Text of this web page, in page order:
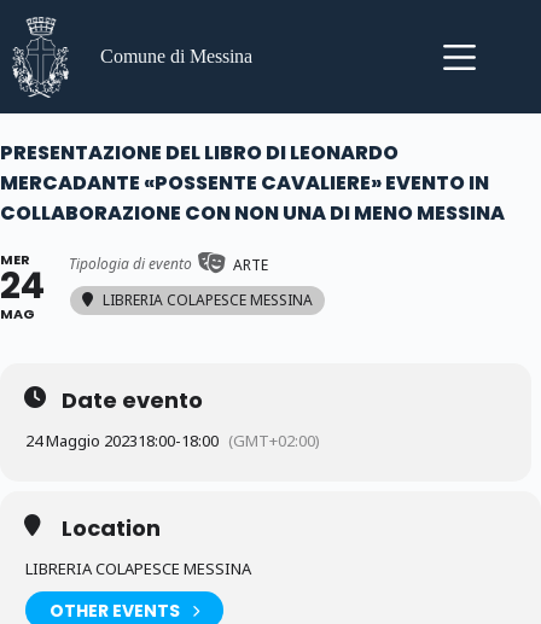
contenuto
Comune di Messina
PRESENTAZIONE DEL LIBRO DI LEONARDO
MERCADANTE «POSSENTE CAVALIERE» EVENTO IN
COLLABORAZIONE CON NON UNA DI MENO MESSINA
MER
24
MAG
Tipologia di evento
ARTE
LIBRERIA COLAPESCE MESSINA
Date evento
24 Maggio 202318:00-18:00 (GMT+02:00)
Location
LIBRERIA COLAPESCE MESSINA
OTHER EVENTS